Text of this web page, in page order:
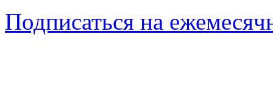
Подписаться на